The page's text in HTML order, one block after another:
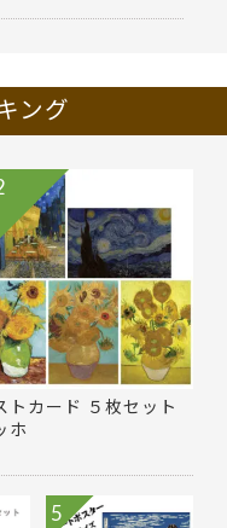
ング
トカード ５枚セット
ホ
5